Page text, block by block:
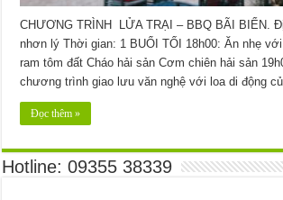
CHƯƠNG TRÌNH LỬA TRẠI – BBQ BÃI BIỂN.
nhơn lý Thời gian: 1 BUỔI TỐI 18h00: Ăn nhẹ
ram tôm đất Cháo hải sản Cơm chiên hải sản
chương trình giao lưu văn nghệ với loa di động
Đọc thêm »
Hotline: 09355 38339